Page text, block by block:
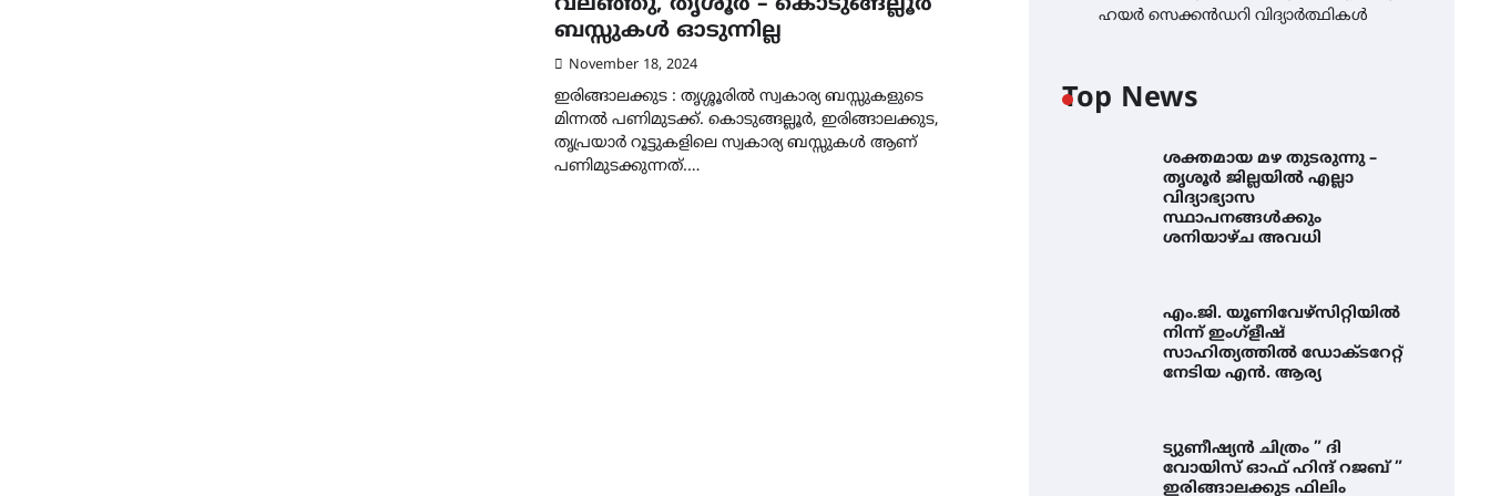
വലഞ്ഞു, തൃശൂർ – കൊടുങ്ങല്ലൂർ
ബസ്സുകൾ ഓടുന്നില്ല
November 18, 2024
ഇരിങ്ങാലക്കുട : തൃശ്ശൂരിൽ സ്വകാര്യ ബസ്സുകളുടെ
മിന്നൽ പണിമുടക്ക്. കൊടുങ്ങല്ലൂർ, ഇരിങ്ങാലക്കുട,
തൃപ്രയാർ റൂട്ടുകളിലെ സ്വകാര്യ ബസ്സുകൾ ആണ്
പണിമുടക്കുന്നത്.…
ഹയർ സെക്കൻഡറി വിദ്യാർത്ഥികൾ
Top News
ശക്തമായ മഴ തുടരുന്നു –
തൃശൂർ ജില്ലയിൽ എല്ലാ
വിദ്യാഭ്യാസ
സ്ഥാപനങ്ങൾക്കും
ശനിയാഴ്ച അവധി
എം.ജി. യൂണിവേഴ്‌സിറ്റിയിൽ
നിന്ന് ഇംഗ്ളീഷ്
സാഹിത്യത്തിൽ ഡോക്ടറേറ്റ്
നേടിയ എൻ. ആര്യ
ട്യുണീഷ്യൻ ചിത്രം ” ദി
വോയിസ് ഓഫ് ഹിന്ദ് റജബ് ”
ഇരിങ്ങാലക്കുട ഫിലിം